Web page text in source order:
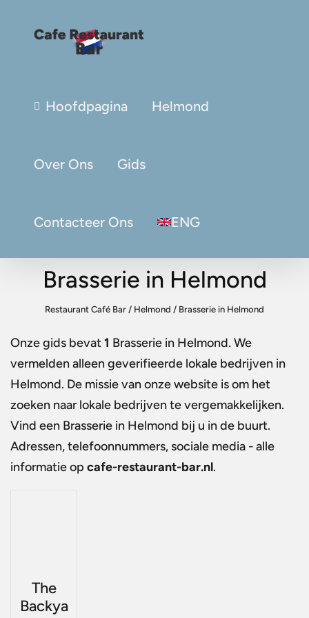
Hoofdpagina Helmond
Over Ons Gids
Contacteer Ons ENG
Brasserie in Helmond
Restaurant Café Bar / Helmond / Brasserie in Helmond
Onze gids bevat1 Brasserie in Helmond. We
vermelden alleen geverifieerde lokale bedrijven in
Helmond. De missie van onze website is om het
zoeken naar lokale bedrijven te vergemakkelijken.
Vind een Brasserie in Helmond bij u in de buurt.
Adressen, telefoonnummers, sociale media - alle
informatie op cafe-restaurant-bar.nl.
The
Backya